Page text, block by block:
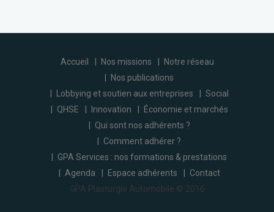
Accueil Nos missions
Notre réseau
Nos publications
Lobbying et soutien aux entreprises
Social
QHSE
Innovation
Économie et marchés
Qui sont nos adhérents ?
Comment adhérer ?
GPA Services : nos formations & prestations
Agenda
Espace adhérents
Contact
GPA Plasturgie Automobile © 2016